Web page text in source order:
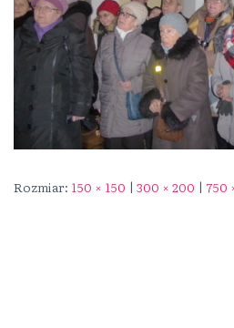
Rozmiar: 150 × 150 | 300 × 200 | 750